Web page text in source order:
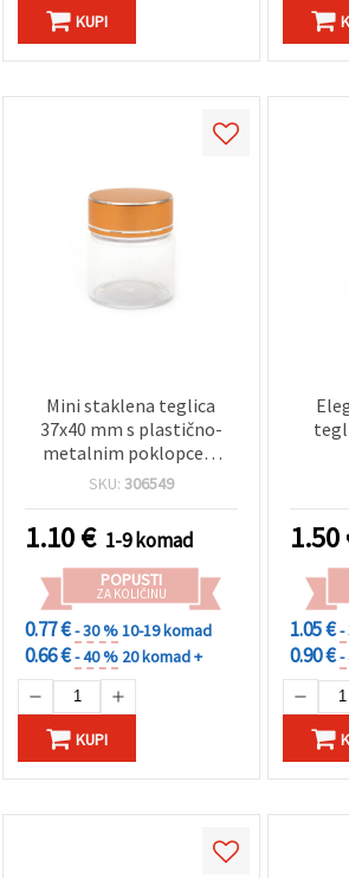
KUPI
Mini staklena teglica
37x40 mm s plastično-
metalnim poklopcem
zlatne boje za pohranu
SKU: 306549
1.10€ 1-9 komad
POPUSTI
ZA KOLIČINU
0.77 €- 30 %10-19 komad
0.66 €- 40 % 20 komad +
KUPI
–
1.50
1.05 €-
0.90 €-